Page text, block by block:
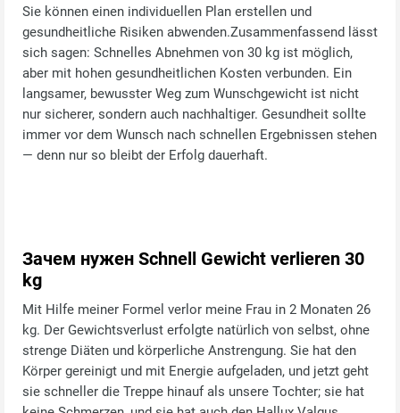
Sie können einen individuellen Plan erstellen und
gesundheitliche Risiken abwenden.Zusammenfassend lässt
sich sagen: Schnelles Abnehmen von 30 kg ist möglich,
aber mit hohen gesundheitlichen Kosten verbunden. Ein
langsamer, bewusster Weg zum Wunschgewicht ist nicht
nur sicherer, sondern auch nachhaltiger. Gesundheit sollte
immer vor dem Wunsch nach schnellen Ergebnissen stehen
— denn nur so bleibt der Erfolg dauerhaft.
Зачем нужен Schnell Gewicht verlieren 30
kg
Mit Hilfe meiner Formel verlor meine Frau in 2 Monaten 26
kg. Der Gewichtsverlust erfolgte natürlich von selbst, ohne
strenge Diäten und körperliche Anstrengung. Sie hat den
Körper gereinigt und mit Energie aufgeladen, und jetzt geht
sie schneller die Treppe hinauf als unsere Tochter; sie hat